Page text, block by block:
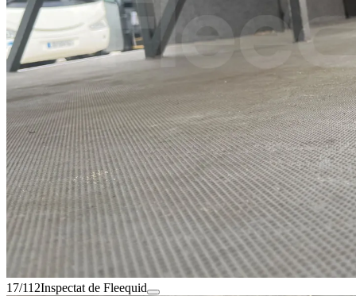
17/112Inspectat de Fleequid